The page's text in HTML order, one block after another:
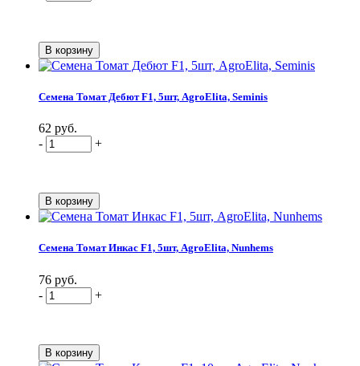
Семена Томат Дебют F1, 5шт, AgroElita, Seminis
62 руб.
-
+
Семена Томат Инкас F1, 5шт, AgroElita, Nunhems
76 руб.
-
+